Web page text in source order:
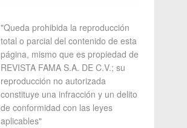
"Queda prohibida la reproducción
total o parcial del contenido de esta
página, mismo que es propiedad de
REVISTA FAMA S.A. DE C.V.; su
reproducción no autorizada
constituye una infracción y un delito
de conformidad con las leyes
aplicables"